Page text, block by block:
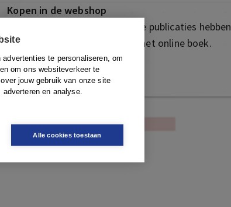
te personaliseren, om
om ons websiteverkeer te
jouw gebruik van onze site
en analyse.
Alle cookies toestaan
Kopen in de webshop
in onze webshop. Sommige publicaties hebben
direct toegang te kopen tot het online boek.
Naar de webshop